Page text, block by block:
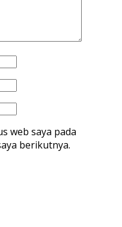
web saya pada
berikutnya.